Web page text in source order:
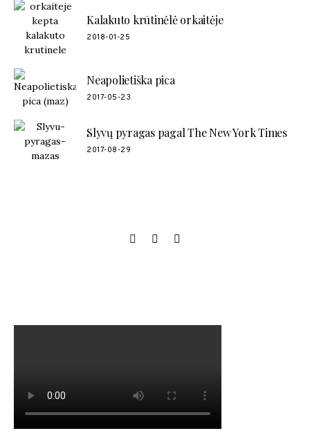
Kalakuto krūtinėlė orkaitėje
2018-01-25
Neapolietiška pica
2017-05-23
Slyvų pyragas pagal The New York Times
2017-08-29